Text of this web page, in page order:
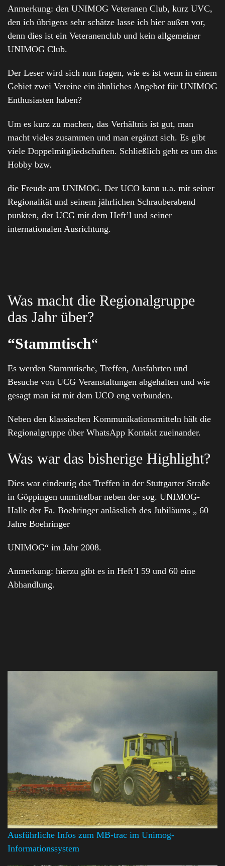
Anmerkung: den UNIMOG Veteranen Club, kurz UVC,
den ich übrigens sehr schätze lasse ich hier außen vor,
denn dies ist ein Veteranenclub und kein allgemeiner
UNIMOG Club.
Der Leser wird sich nun fragen, wie es ist wenn in einem
Gebiet zwei Vereine ein ähnliches Angebot für UNIMOG
Enthusiasten haben?
Um es kurz zu machen, das Verhältnis ist gut, man
macht vieles zusammen und man ergänzt sich. Es gibt
viele Doppelmitgliedschaften. Schließlich geht es um das
Hobby bzw.
die Freude am UNIMOG. Der UCO kann u.a. mit seiner
Regionalität und seinem jährlichen Schrauberabend
punkten, der UCG mit dem Heft’l und seiner
internationalen Ausrichtung.
Was macht die Regionalgruppe
das Jahr über?
“Stammtisch“
Es werden Stammtische, Treffen, Ausfahrten und
Besuche von UCG Veranstaltungen abgehalten und wie
gesagt man ist mit dem UCO eng verbunden.
Neben den klassischen Kommunikationsmitteln hält die
Regionalgruppe über WhatsApp Kontakt zueinander.
Was war das bisherige Highlight?
Dies war eindeutig das Treffen in der Stuttgarter Straße
in Göppingen unmittelbar neben der sog. UNIMOG-
Halle der Fa. Boehringer anlässlich des Jubiläums „ 60
Jahre Boehringer
UNIMOG“ im Jahr 2008.
Anmerkung: hierzu gibt es in Heft’l 59 und 60 eine
Abhandlung.
Ausführliche Infos zum MB-trac im Unimog-
Informationssystem